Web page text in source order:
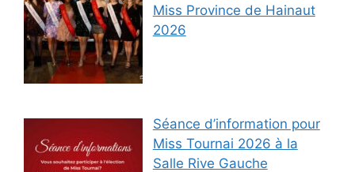
Miss Province de Hainaut
2026
Séance d’information pour
Miss Tournai 2026 à la
Salle Rive Gauche